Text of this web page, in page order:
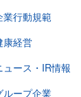
業行動規範
康経営
ュース・IR情報
ループ企業